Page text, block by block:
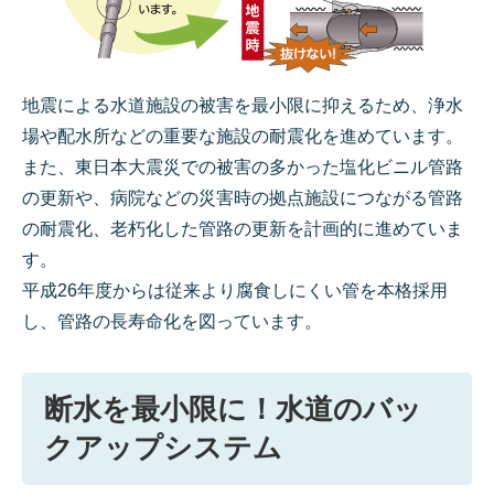
地震による水道施設の被害を最小限に抑えるため、浄水
場や配水所などの重要な施設の耐震化を進めています。
また、東日本大震災での被害の多かった塩化ビニル管路
の更新や、病院などの災害時の拠点施設につながる管路
の耐震化、老朽化した管路の更新を計画的に進めていま
す。
平成26年度からは従来より腐食しにくい管を本格採用
し、管路の長寿命化を図っています。
断水を最小限に！水道のバッ
クアップシステム